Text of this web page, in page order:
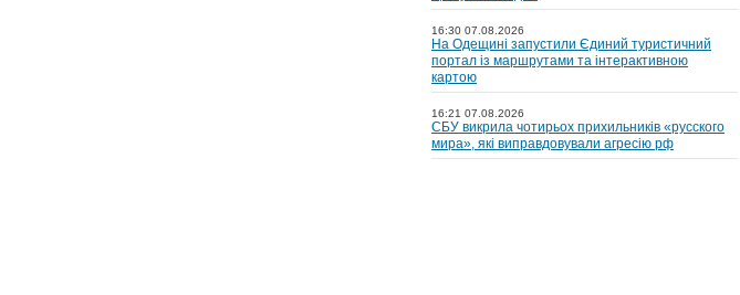
16:30 07.08.2026
На Одещині запустили Єдиний туристичний
портал із маршрутами та інтерактивною
картою
16:21 07.08.2026
СБУ викрила чотирьох прихильників «русского
мира», які виправдовували агресію рф